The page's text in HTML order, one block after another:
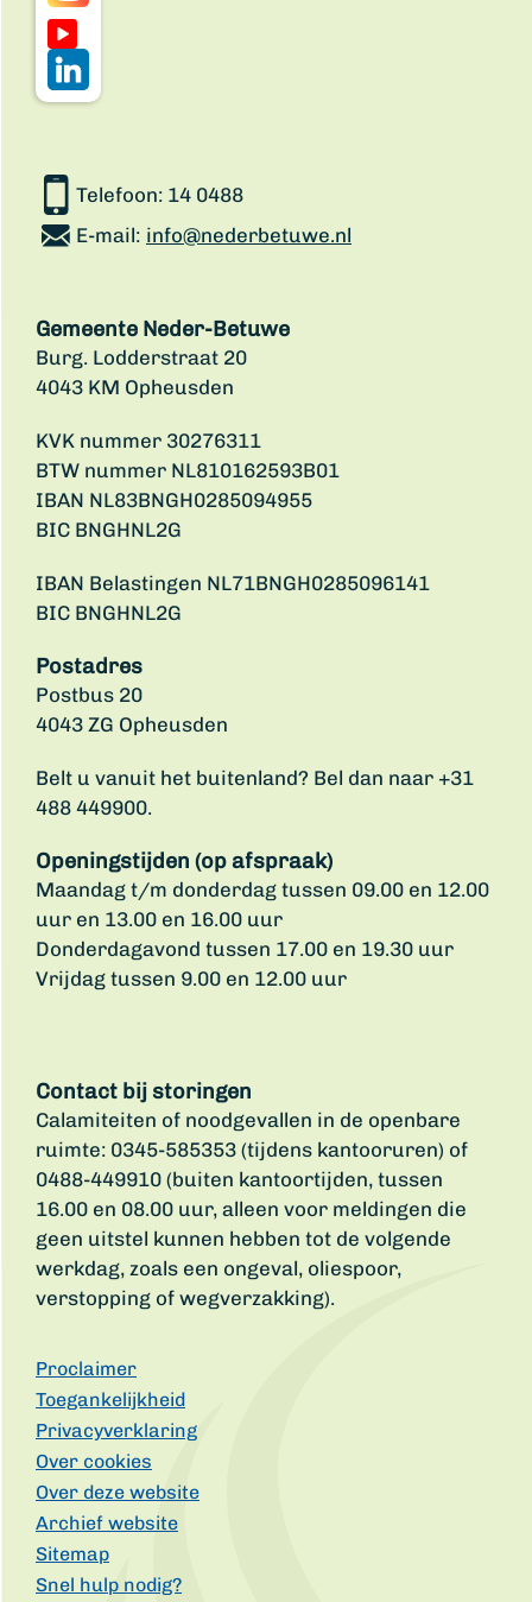
Telefoon: 14 0488
E-mail: info@nederbetuwe.nl
Gemeente Neder-Betuwe
Burg. Lodderstraat 20
4043 KM Opheusden
KVK nummer 30276311
BTW nummer NL810162593B01
IBAN NL83BNGH0285094955
BIC BNGHNL2G
IBAN Belastingen NL71BNGH0285096141
BIC BNGHNL2G
Postadres
Postbus 20
4043 ZG Opheusden
Belt u vanuit het buitenland? Bel dan naar +31
488 449900.
Openingstijden (op afspraak)
Maandag t/m donderdag tussen 09.00 en 12.00
uur en 13.00 en 16.00 uur
Donderdagavond tussen 17.00 en 19.30 uur
Vrijdag tussen 9.00 en 12.00 uur
Contact bij storingen
Calamiteiten of noodgevallen in de openbare
ruimte: 0345-585353 (tijdens kantooruren) of
0488-449910 (buiten kantoortijden, tussen
16.00 en 08.00 uur, alleen voor meldingen die
geen uitstel kunnen hebben tot de volgende
werkdag, zoals een ongeval, oliespoor,
verstopping of wegverzakking).
Proclaimer
Toegankelijkheid
Privacyverklaring
Over cookies
Over deze website
Archief website
Sitemap
Snel hulp nodig?